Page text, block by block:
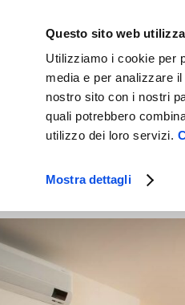
Questo sito web
Utilizziamo i cookie per
media e per analizzare
nostro sito con i nostri
quali potrebbero
utilizzo dei loro servizi.
Mostra dettagli